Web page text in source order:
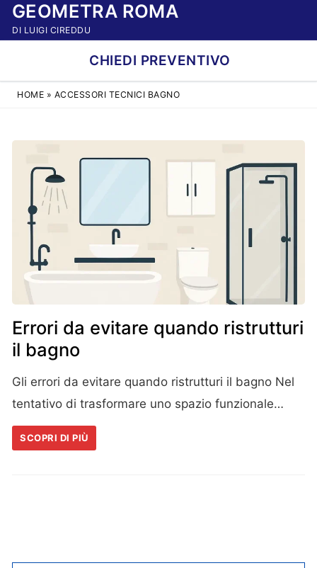
VaiGEOMETRA ROMA
DI LUIGI CIREDDU
CHIEDI PREVENTIVO
HOME » ACCESSORI TECNICI BAGNO
Errori da evitare quando ristrutturi
il bagno
Gli errori da evitare quando ristrutturi il bagno Nel
tentativo di trasformare uno spazio funzionale…
SCOPRI DI PIÙ